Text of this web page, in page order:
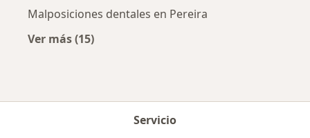
Malposiciones dentales en Pereira
Ver más (15)
Servicio